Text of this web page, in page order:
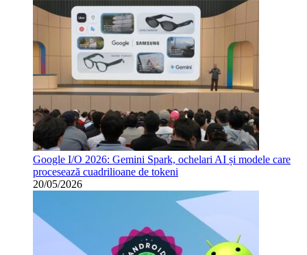
Google I/O 2026: Gemini Spark, ochelari AI și modele care
procesează cuadrilioane de tokeni
20/05/2026